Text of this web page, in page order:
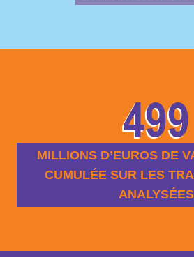
499
MILLIONS D’EUROS DE
CUMULÉE SUR LES
ANALYSÉES